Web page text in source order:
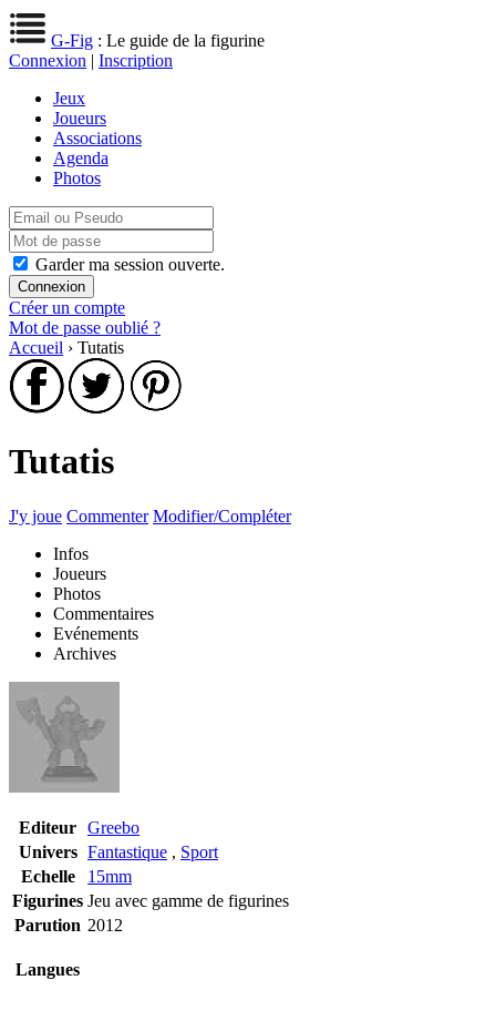
G-Fig : Le guide de la figurine
Connexion | Inscription
Jeux
Joueurs
Associations
Agenda
Photos
Garder ma session ouverte.
Créer un compte
Mot de passe oublié ?
Accueil › Tutatis
Tutatis
J'y joue Commenter Modifier/Compléter
Infos
Joueurs
Photos
Commentaires
Evénements
Archives
Editeur Greebo
Univers Fantastique , Sport
Echelle
15mm
Figurines Jeu avec gamme de figurines
Parution 2012
Langues